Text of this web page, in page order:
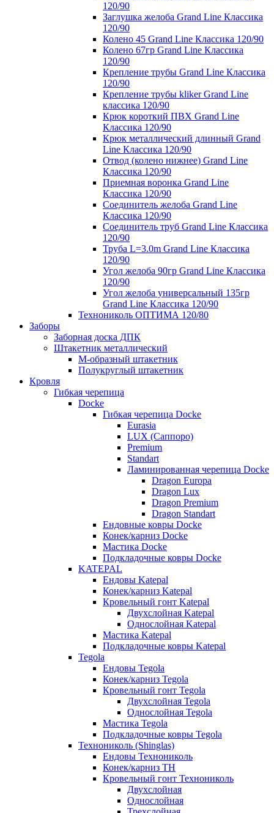
120/90
Заглушка желоба Grand Line Классика
120/90
Колено 45 Grand Line Классика 120/90
Колено 67гр Grand Line Классика
120/90
Крепление трубы Grand Line Классика
120/90
Крепление трубы kliker Grand Line
классика 120/90
Крюк короткий ПВХ Grand Line
Классика 120/90
Крюк металлический длинный Grand
Line Классика 120/90
Отвод (колено нижнее) Grand Line
Классика 120/90
Приемная воронка Grand Line
Классика 120/90
Соединитель желоба Grand Line
Классика 120/90
Соединитель труб Grand Line Классика
120/90
Труба L=3.0m Grand Line Классика
120/90
Угол желоба 90гр Grand Line Классика
120/90
Угол желоба универсальный 135гр
Grand Line Классика 120/90
Технониколь ОПТИМА 120/80
Заборы
Заборная доска ДПК
Штакетник металлический
М-образный штакетник
Полукруглый штакетник
Кровля
Гибкая черепица
Docke
Гибкая черепица Docke
Eurasia
LUX (Саппоро)
Premium
Standart
Ламинированная черепица Docke
Dragon Europa
Dragon Lux
Dragon Premium
Dragon Standart
Ендовные ковры Docke
Конек/карниз Docke
Мастика Docke
Подкладочные ковры Docke
KATEPAL
Ендовы Katepal
Конек/карниз Katepal
Кровельный гонт Katepal
Двухслойная Katepal
Однослойная Katepal
Мастика Katepal
Подкладочные ковры Katepal
Tegola
Ендовы Tegola
Конек/карниз Tegola
Кровельный гонт Tegola
Двухслойная Tegola
Однослойная Tegola
Мастика Tegola
Подкладочные ковры Tegola
Технониколь (Shinglas)
Ендовы Технониколь
Конек/карниз ТН
Кровельный гонт Технониколь
Двухслойная
Однослойная